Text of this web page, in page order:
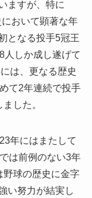
ますが、特に
おいて顕著な年
となる投手5冠王
人しか成し遂げて
は、更なる歴史
て2年連続で投手
した。
年にはまたして
は前例のない3年
野球の歴史に金字
い努力が結実し